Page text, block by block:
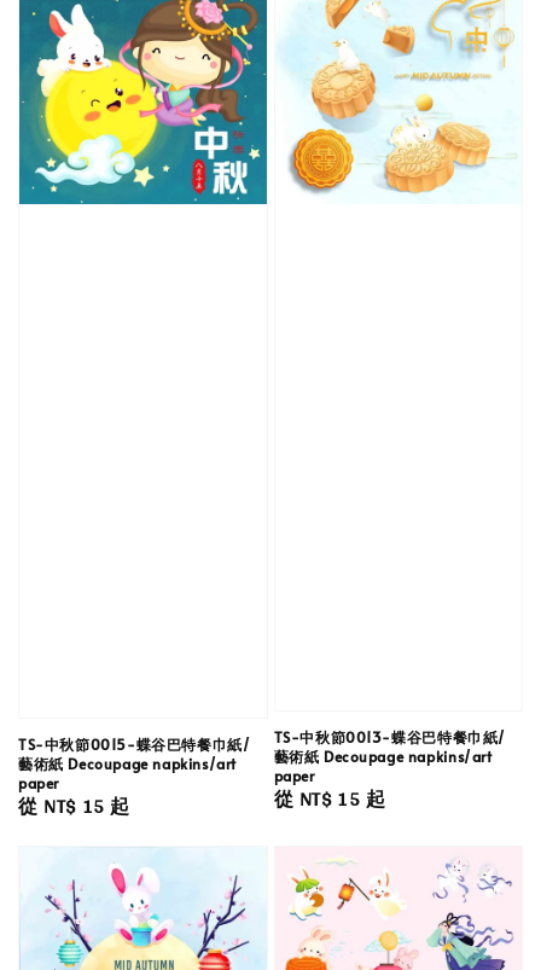
TS-中秋節0015-蝶谷巴特餐巾紙/
藝術紙 Decoupage napkins/art
paper
Regular
從 NT$ 15起
TS-中秋節0013-蝶谷巴特餐巾紙/
藝術紙 Decoupage napkins/art
paper
Regular
從 NT$ 15起